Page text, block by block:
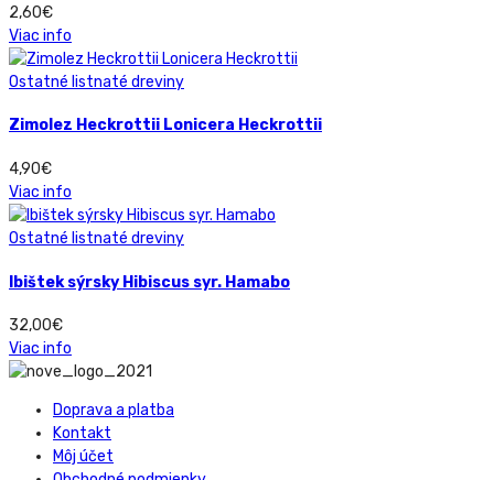
2,60€
Viac info
Ostatné listnaté dreviny
Zimolez Heckrottii Lonicera Heckrottii
4,90€
Viac info
Ostatné listnaté dreviny
Ibištek sýrsky Hibiscus syr. Hamabo
32,00€
Viac info
Doprava a platba
Kontakt
Môj účet